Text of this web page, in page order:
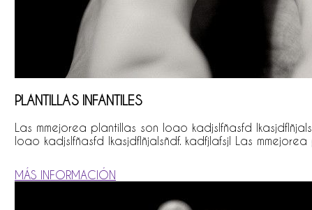
PLANTILLAS INFANTILES
Las mmejorea plantillas son loao kadjslfñasfd
loao kadjslfñasfd lkasjdflñjalsñdf. kadfjlafsjl Las
MÁS INFORMACIÓN